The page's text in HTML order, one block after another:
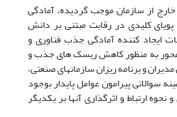
از سازمان موجب گردیده، آمادگی
کلیدی در رقابت مبتنی بر دانش
ایجاد کننده آمادگی جذب فناوری و
محور به منظور کاهش ریسک های جذب و
و برنامه ریزان سازمانهای صنعتی،
سوالاتی پیرامون عوامل پایدار بوجود
ارتباط و اثرگذاری آنها بر یکدیگر